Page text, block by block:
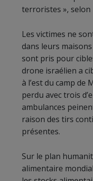
terroristes », selon
Les victimes ne
dans leurs
sont pris pour
drone israélien a
à l’est du camp de
perdu avec trois
ambulances
raison des tirs
présentes.
Sur le plan
alimentaire